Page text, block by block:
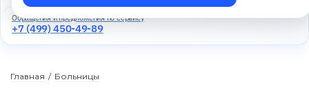
Обращения и предложения по сервису
+7 (499) 450-49-89
Главная / Больницы